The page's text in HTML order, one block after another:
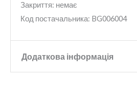
Закриття: немає
Код постачальника: BG006004
Додаткова інформація